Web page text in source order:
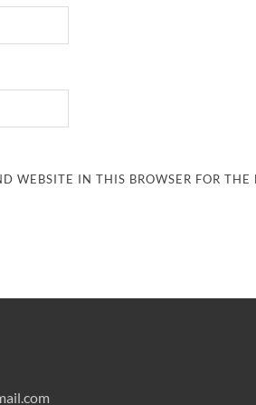
WEBSITE IN THIS BROWSER FOR